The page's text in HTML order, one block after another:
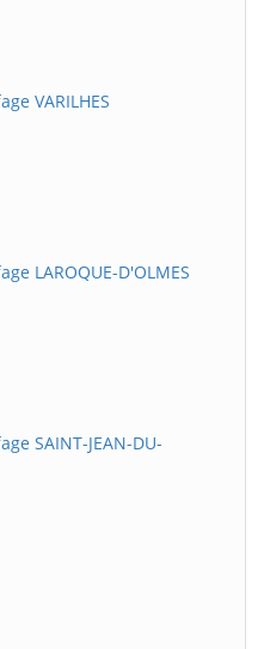
VARILHES
LAROQUE-D'OLMES
SAINT-JEAN-DU-